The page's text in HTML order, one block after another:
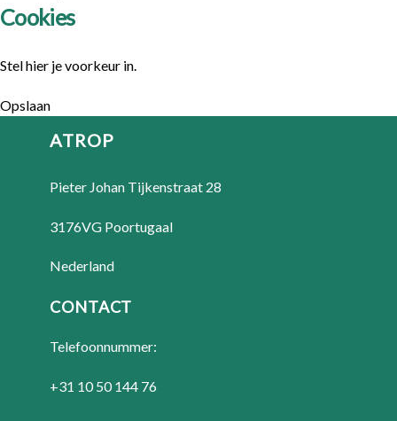
Cookies
Stel hier je voorkeur in.
Opslaan
ATROP
Pieter Johan Tijkenstraat 28
3176VG Poortugaal
Nederland
CONTACT
Telefoonnummer:
+31 10 50 144 76